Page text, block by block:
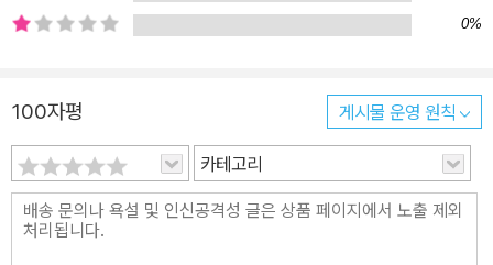
0%
100자평 게시물 운영 원칙
카테고리